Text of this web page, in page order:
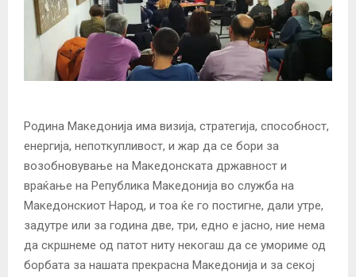
Родина Македонија има визија, стратегија, способност,
енергија, непоткупливост, и жар да се бори за
возобновување на Македонската државност и
враќање на Република Македонија во служба на
Македонскиот Народ, и тоа ќе го постигне, дали утре,
задутре или за година две, три, едно е јасно, ние нема
да скршнеме од патот ниту некогаш да се умориме од
борбата за нашата прекрасна Македонија и за секој